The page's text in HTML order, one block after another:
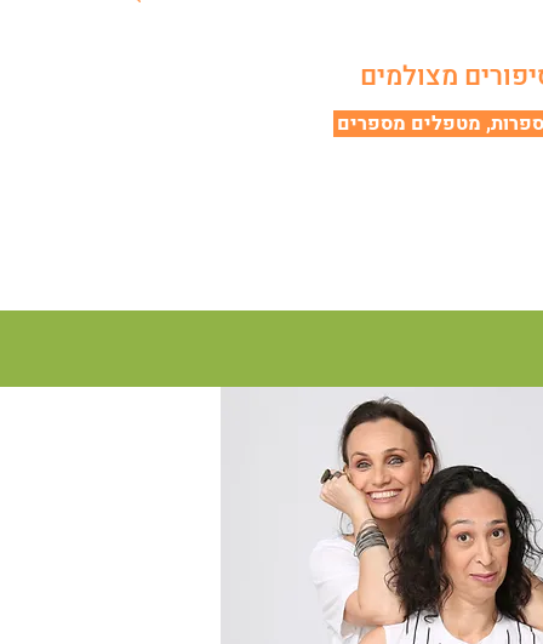
מצולמים
מטפלים מספרים